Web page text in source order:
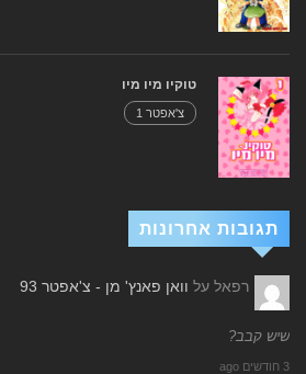
טוקיו מיו מיו
צ'אפטר 1
תגובות אחרונות
רפאל על וואן פאנץ' מן - צ'אפטר 93
שיש קבב?
3 חודשים ago